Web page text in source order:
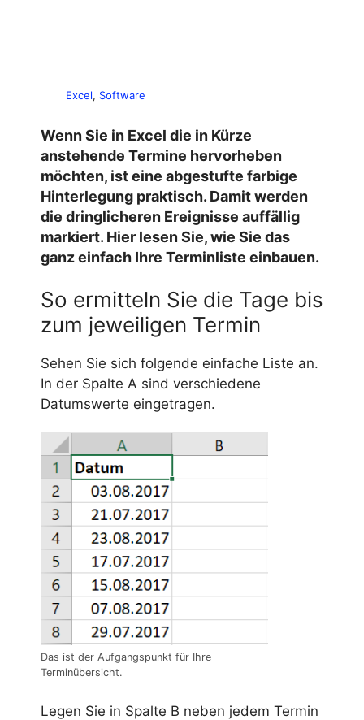
Excel, Software
Wenn Sie in Excel die in Kürze
anstehende Termine hervorheben
möchten, ist eine abgestufte farbige
Hinterlegung praktisch. Damit werden
die dringlicheren Ereignisse auffällig
markiert. Hier lesen Sie, wie Sie das
ganz einfach Ihre Terminliste einbauen.
So ermitteln Sie die Tage bis
zum jeweiligen Termin
Sehen Sie sich folgende einfache Liste an.
In der Spalte A sind verschiedene
Datumswerte eingetragen.
Das ist der Aufgangspunkt für Ihre
Terminübersicht.
Legen Sie in Spalte B neben jedem Termin